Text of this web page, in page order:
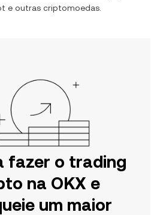
e outras criptomoedas.
fazer o trading
na OKX e
um maior